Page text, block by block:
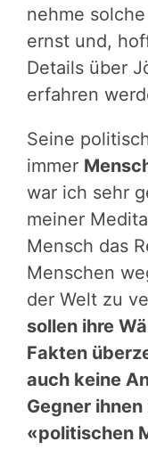
nehme
ernst und,
Details über
erfahren
Seine
immer
war ich sehr
meiner
Mensch das
Menschen
der Welt zu
sollen ihre
Fakten
auch keine
Gegner
«politischen